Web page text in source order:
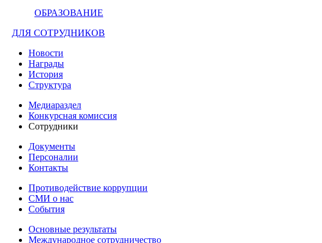
ОБРАЗОВАНИЕ
ДЛЯ СОТРУДНИКОВ
Новости
Награды
История
Структура
Медиараздел
Конкурсная комиссия
Сотрудники
Документы
Персоналии
Контакты
Противодействие коррупции
СМИ о нас
События
Основные результаты
Международное сотрудничество